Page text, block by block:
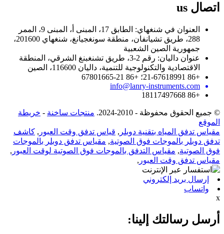
اتصال
العنوان في شنغهاي: الطابق 17، المبنى أ، المبنى 9، الممر
288، طريق تشيانفان، منطقة سونغجيانغ، شنغهاي 201600،
جمهورية الصين الشعبية
عنوان داليان: رقم 2-3، طريق تشنغبنغ الشرقي، المنطقة
الاقتصادية والتكنولوجية للتنمية، داليان 116600، الصين
+86 21-67618991؛ +86 21-67801665
info@lanry-instruments.com
+86 18117497668
© جميع الحقوق محفوظة - 2010-2024. منتجات ساخنة - خريطة
الموقع
مقياس تدفق المياه بتقنية دوبلر , قياس تدفق وقت العبور , كاشف
تدفق دوبلر بالموجات فوق الصوتية, مقياس تدفق دوبلر بالموجات
فوق الصوتية, مقياس التدفق بالموجات فوق الصوتية لوقت العبور ,
مقياس تدفق وقت العبور ,
إرسال بريد إلكتروني
واتساب
x
أرسل رسالتك إلينا: